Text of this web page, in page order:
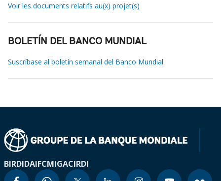
Voir les documents relatifs au(x) projet(s)
BOLETÍN DEL BANCO MUNDIAL
Suscríbase al boletín semanal del Banco Mundial
BIRDIDAIFCMIGACIRDI